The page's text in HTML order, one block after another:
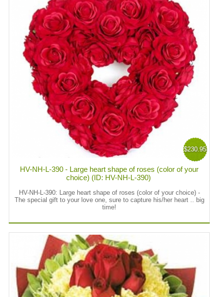
$230.95
HV-NH-L-390 - Large heart shape of roses (color of your
choice) (ID: HV-NH-L-390)
HV-NH-L-390:
Large heart shape of roses (color of your choice) -
The special gift to your love one, sure to capture his/her heart .. big
time!